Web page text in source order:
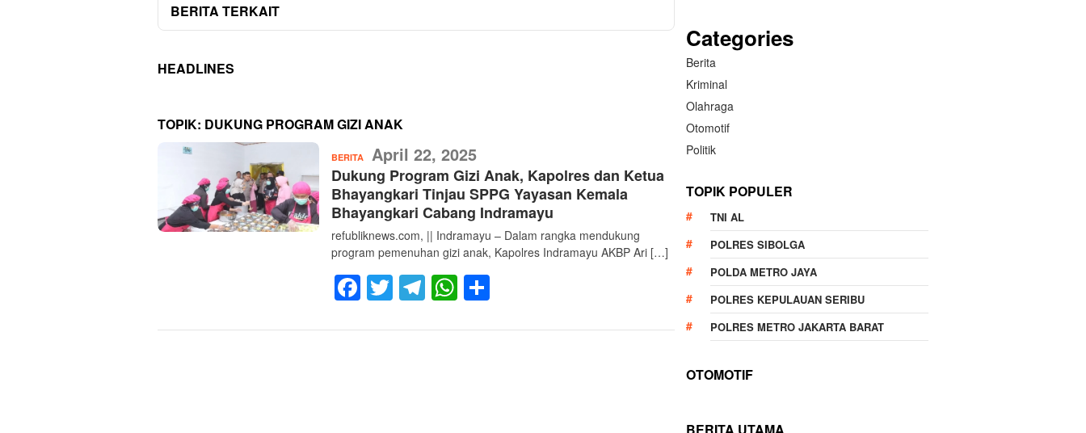
BERITA TERKAIT
HEADLINES
TOPIK: DUKUNG PROGRAM GIZI ANAK
BERITARefublikNews
April 22, 2025
Dukung Program Gizi Anak, Kapolres dan Ketua
Bhayangkari Tinjau SPPG Yayasan Kemala
Bhayangkari Cabang Indramayu
refubliknews.com, || Indramayu – Dalam rangka mendukung
program pemenuhan gizi anak, Kapolres Indramayu AKBP Ari […]
Facebook
Twitter
Telegram
WhatsApp
Categories
Berita
Kriminal
Olahraga
Otomotif
Politik
TOPIK POPULER
TNI AL
POLRES SIBOLGA
POLDA METRO JAYA
POLRES KEPULAUAN SERIBU
POLRES METRO JAKARTA BARAT
OTOMOTIF